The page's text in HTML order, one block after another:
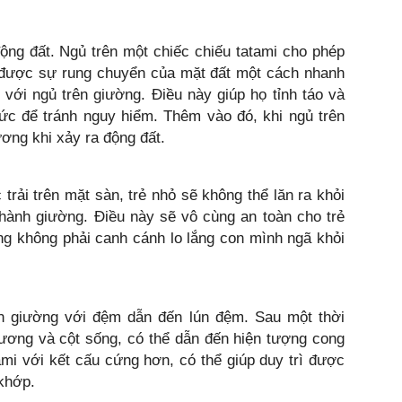
đất. Ngủ trên một chiếc chiếu tatami cho phép
sự rung chuyển của mặt đất một cách nhanh
ngủ trên giường. Điều này giúp họ tỉnh táo và
để tránh nguy hiểm. Thêm vào đó, khi ngủ trên
khi xảy ra động đất.
trên mặt sàn, trẻ nhỏ sẽ không thể lăn ra khỏi
giường. Điều này sẽ vô cùng an toàn cho trẻ
không phải canh cánh lo lắng con mình ngã khỏi
với đệm dẫn đến lún đệm. Sau một thời
và cột sống, có thể dẫn đến hiện tượng cong
với kết cấu cứng hơn, có thể giúp duy trì được